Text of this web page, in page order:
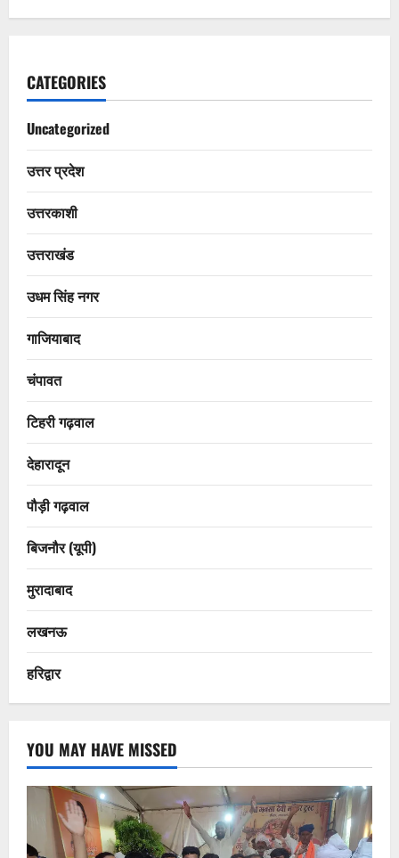
CATEGORIES
Uncategorized
उत्तर प्रदेश
उत्तरकाशी
उत्तराखंड
उधम सिंह नगर
गाजियाबाद
चंपावत
टिहरी गढ़वाल
देहारादून
पौड़ी गढ़वाल
बिजनौर (यूपी)
मुरादाबाद
लखनऊ
हरिद्वार
YOU MAY HAVE MISSED